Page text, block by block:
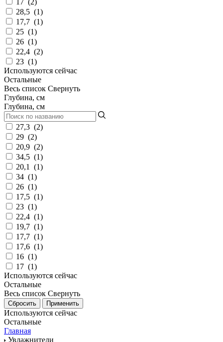
17 (2)
28,5 (1)
17,7 (1)
25 (1)
26 (1)
22,4 (2)
23 (1)
Используются сейчас
Остальные
Весь список Свернуть
Глубина, см
Глубина, см
27,3 (2)
29 (2)
20,9 (2)
34,5 (1)
20,1
(1)
34 (1)
26 (1)
17,5 (1)
23 (1)
22,4 (1)
19,7 (1)
17,7 (1)
17,6 (1)
16 (1)
17 (1)
Используются сейчас
Остальные
Весь список Свернуть
Используются сейчас
Остальные
Главная
Увлажнители